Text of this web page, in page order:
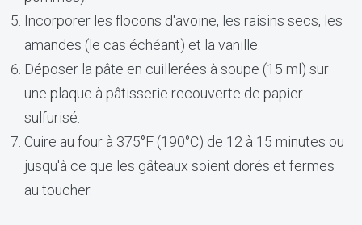
Incorporer les flocons d'avoine, les raisins secs, les
amandes (le cas échéant) et la vanille.
Déposer la pâte en cuillerées à soupe (15 ml) sur
une plaque à pâtisserie recouverte de papier
sulfurisé.
Cuire au four à 375°F (190°C) de 12 à 15 minutes ou
jusqu'à ce que les gâteaux soient dorés et fermes
au toucher.